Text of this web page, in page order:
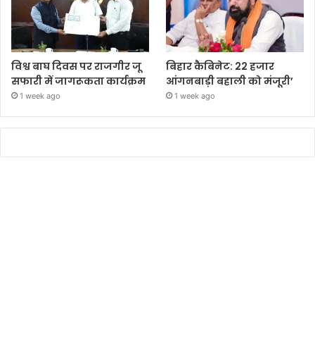
विश्व बाघ दिवस पर राजगीर जू
सफारी में जागरूकता कार्यक्रम
1 week ago
बिहार कैबिनेट: 22 हजार
आंगनबाड़ी बहाली को मंजूरी’
1 week ago